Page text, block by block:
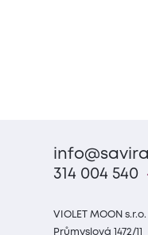
314 004 540
VIOLET MOON s.r.o.
Průmyslová 1472/11